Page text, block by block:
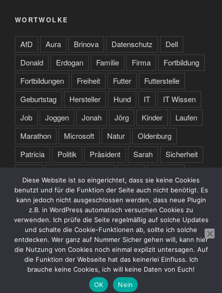
WORTWOLKE
AfD Aura Brinova Datenschutz
Dell
Donald
Erdogan Familie Firma
Fortbildung
Fortbildungen
Freiheit Futter
Futterstelle
Geburtstag
Hersteller Hund IT
IT Wissen
Job
Joggen Jonah Jörg Kinder
Laufen
Marathon
Microsoft Natur
Oldenburg
Patricia
Politik Präsident Sarah
Sicherheit
Tochter
Training Trump Türkei
USA
Webseite
Zertifikate
Stolz präsentiert von WordPress
Diese Website ist so eingerichtet, dass sie keine Cookies
benutzt und für die Funktion der Seite auch nicht benötigt. Es
kann jedoch nicht ausgeschlossen werden, dass neue Plugin
z.B. in WordPress automatisch versuchen Cookies zu
verwenden. Ich prüfe die Seite regelmäßig auf solche Updates
und schalte die Cookie-Funktionen ab, sollte ich solche
entdecken. Wer ganz auf Nummer Sicher gehen will, kann hier
die Nutzung von Cookies noch einmal explizit untersagen. Auf
die Funktion der Webseite hat das keinerlei Einfluss. Ich
brauche keine Cookies, ich will keine Daten von Euch!
OK
Nein